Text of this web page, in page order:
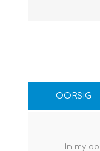
OORSIG
In my